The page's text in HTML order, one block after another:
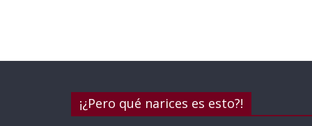
¡¿Pero qué narices es esto?!